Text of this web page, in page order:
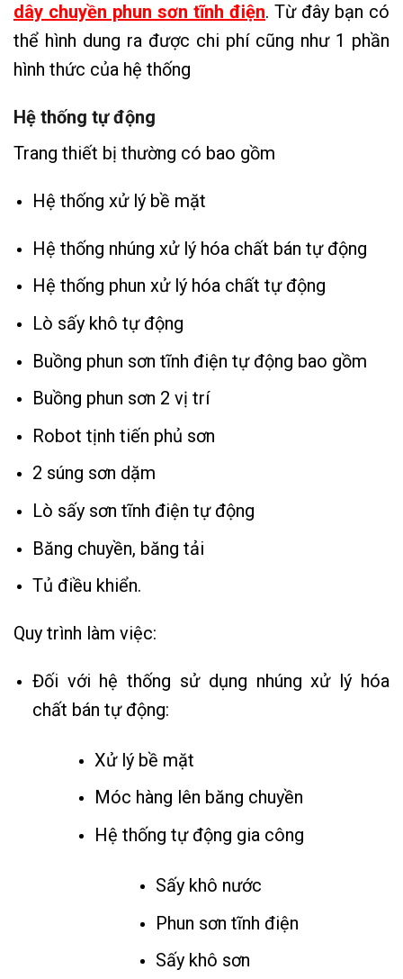
dây chuyền phun sơn tĩnh điện. Từ đây bạn có
thể hình dung ra được chi phí cũng như 1 phần
hình thức của hệ thống
Hệ thống tự động
Trang thiết bị thường có bao gồm
Hệ thống xử lý bề mặt
Hệ thống nhúng xử lý hóa chất bán tự động
Hệ thống phun xử lý hóa chất tự động
Lò sấy khô tự động
Buồng phun sơn tĩnh điện tự động bao gồm
Buồng phun sơn 2 vị trí
Robot tịnh tiến phủ sơn
2 súng sơn dặm
Lò sấy sơn tĩnh điện tự động
Băng chuyền, băng tải
Tủ điều khiển.
Quy trình làm việc:
Đối với hệ thống sử dụng nhúng xử lý hóa
chất bán tự động:
Xử lý bề mặt
Móc hàng lên băng chuyền
Hệ thống tự động gia công
Sấy khô nước
Phun sơn tĩnh điện
Sấy khô sơn